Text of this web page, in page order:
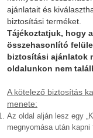
ajánlatait és
biztosítási terméket.
Tájékoztatjuk, hogy a
összehasonlító
biztosítási ajánlatok
oldalunkon nem
A kötelező biztosítás
menete:
Az oldal alján lesz egy
megnyomása után